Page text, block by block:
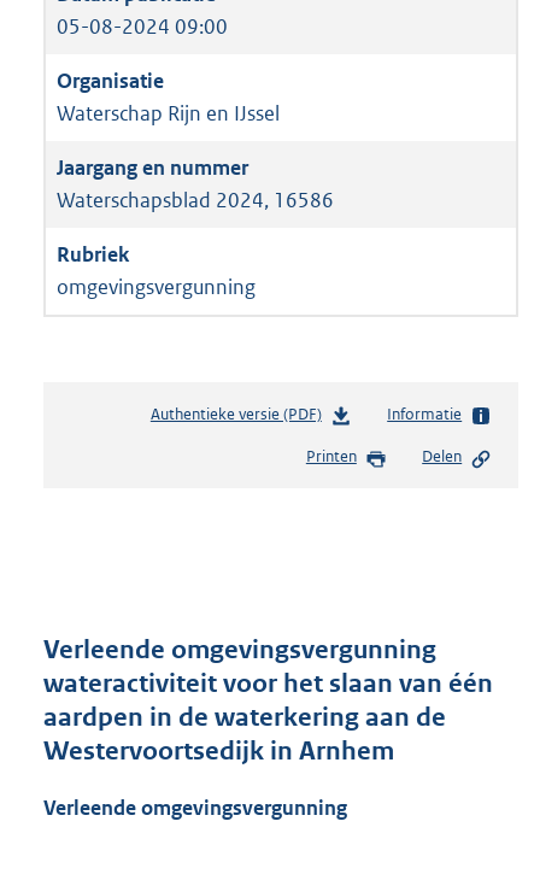
05-08-2024 09:00
Waterschap Rijn en IJssel
Waterschapsblad 2024, 16586
omgevingsvergunning
Authentieke versie (PDF)b
s
r
o
t
t
2
Informatie
Printen Delen
Verleende omgevingsvergunning
wateractiviteit voor het slaan van één
aardpen in de waterkering aan de
Westervoortsedijk in Arnhem
Verleende omgevingsvergunning